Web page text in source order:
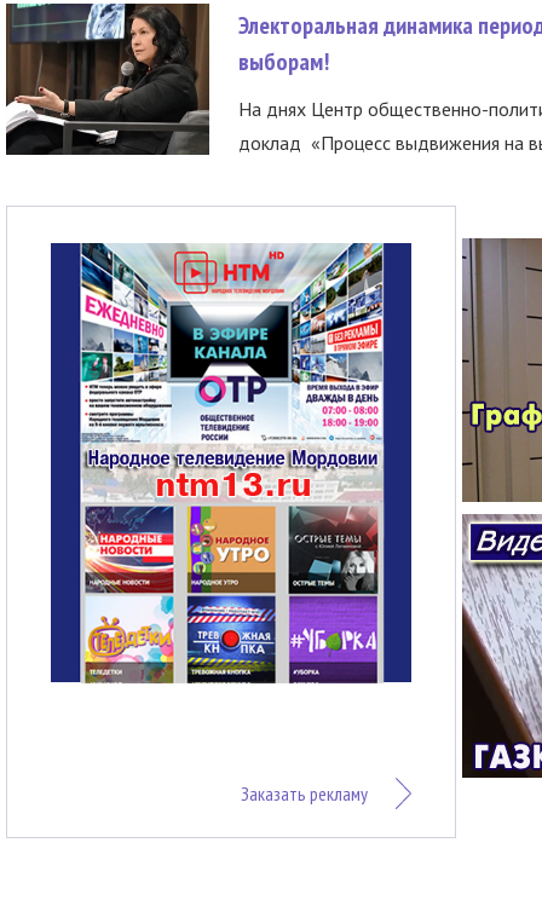
Электоральная динамика
выборам!
На днях Центр общественно-
доклад «Процесс выдвижения на
Заказать рекламу